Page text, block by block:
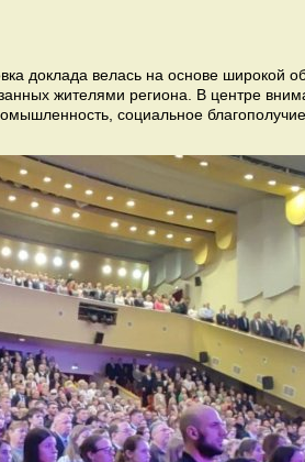
доклада велась на основе широкой
жителями региона. В центре
социальное